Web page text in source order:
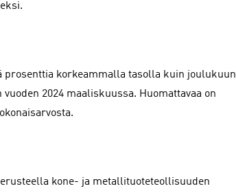
prosenttia korkeammalla tasolla kuin joulukuun
2024 maaliskuussa. Huomattavaa on
kone- ja metallituoteteollisuuden